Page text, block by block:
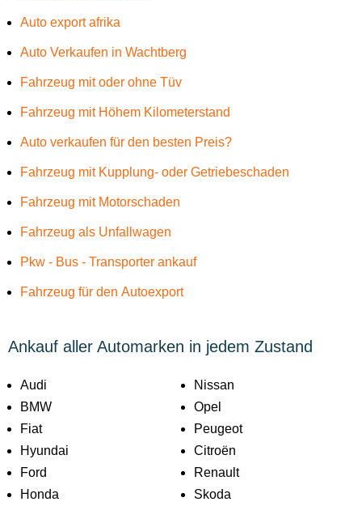
Auto export afrika
Auto Verkaufen in Wachtberg
Fahrzeug mit oder ohne Tüv
Fahrzeug mit Höhem Kilometerstand
Auto verkaufen für den besten Preis?
Fahrzeug mit Kupplung- oder Getriebeschaden
Fahrzeug mit Motorschaden
Fahrzeug als Unfallwagen
Pkw - Bus - Transporter ankauf
Fahrzeug für den Autoexport
Ankauf aller Automarken in jedem Zustand
Audi
BMW
Fiat
Hyundai
Ford
Honda
Nissan
Opel
Peugeot
Citroën
Renault
Skoda